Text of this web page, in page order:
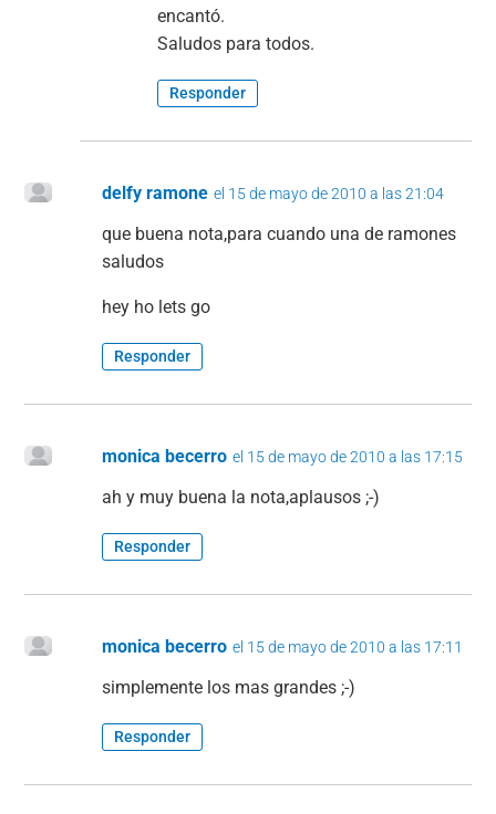
encantó.
Saludos para todos.
Responder
delfy ramone el 15 de mayo de 2010 a las 21:04
que buena nota,para cuando una de ramones
saludos
hey ho lets go
Responder
monica becerro el 15 de mayo de 2010 a las 17:15
ah y muy buena la nota,aplausos ;-)
Responder
monica becerro el 15 de mayo de 2010 a las 17:11
simplemente los mas grandes ;-)
Responder